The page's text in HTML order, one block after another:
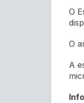
O
O
A